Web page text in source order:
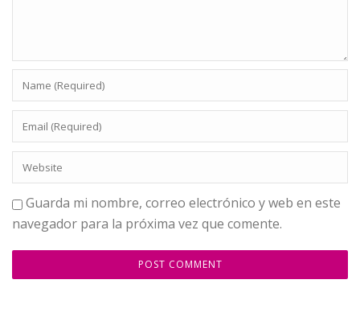
Guarda mi nombre, correo electrónico y web en este
navegador para la próxima vez que comente.